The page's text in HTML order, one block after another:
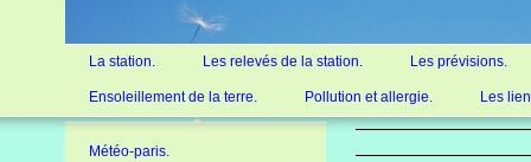
La station. Les relevés de la station. Les prévisions.
Ensoleillement de la terre. Pollution et allergie. Les
Météo-paris.